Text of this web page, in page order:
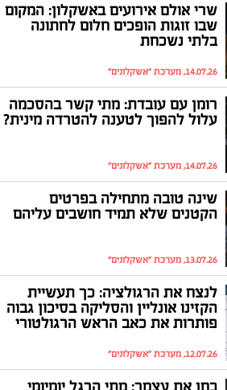
שרי אולם אירועים באשקלון: המקום
שבו זוגות הופכים חלום לחתונה
בלתי נשכחת
14.07.26, מערכת "אשקלונים"
רומן עם עובדת: מתי קשר בהסכמה
עלול להפוך לטענה להטרדה מינית?
14.07.26, מערכת "אשקלונים"
שינה טובה מתחילה בפרטים
הקטנים שלא תמיד חושבים עליהם
13.07.26, מערכת "אשקלונים"
לנצח את הרגולציה: כך תעשיית
הקזינו אונליין והסליקה בסיכון גבוה
פותרות את כאב הראש הרגולטורי
12.07.26, מערכת "אשקלונים"